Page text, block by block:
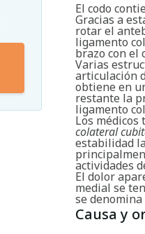
El codo
Gracias a
rotar el
ligamento
brazo con el
Varias
articulación
obtiene en
restante la
ligamento
Los
colateral
estabilidad
actividades
El dolor
medial se
se denomina
Causa y